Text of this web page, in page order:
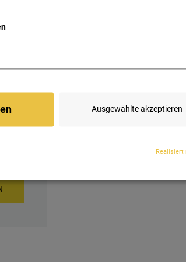
Ausgewählte akzeptieren
Realisiert